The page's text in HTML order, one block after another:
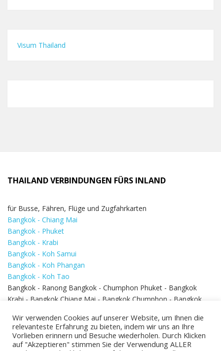
Visum Thailand
THAILAND VERBINDUNGEN FÜRS INLAND
für Busse, Fähren, Flüge und Zugfahrkarten
Bangkok - Chiang Mai
Bangkok - Phuket
Bangkok - Krabi
Bangkok - Koh Samui
Bangkok - Koh Phangan
Bangkok - Koh Tao
Bangkok - Ranong Bangkok - Chumphon Phuket - Bangkok
Krabi - Bangkok Chiang Mai - Bangkok Chumphon - Bangkok
Bangkok - Hua Hin
Wir verwenden Cookies auf unserer Website, um Ihnen die
relevanteste Erfahrung zu bieten, indem wir uns an Ihre
Vorlieben erinnern und Besuche wiederholen. Durch Klicken
auf "Akzeptieren" stimmen Sie der Verwendung ALLER